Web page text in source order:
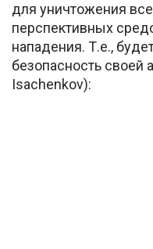
для уничтожения
перспективных
нападения. Т.е.,
безопасность своей
Isachenkov):